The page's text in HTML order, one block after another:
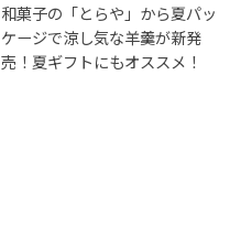
和菓子の「とらや」から夏パッ
ケージで涼し気な羊羹が新発
売！夏ギフトにもオススメ！